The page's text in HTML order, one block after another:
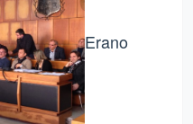
Erano